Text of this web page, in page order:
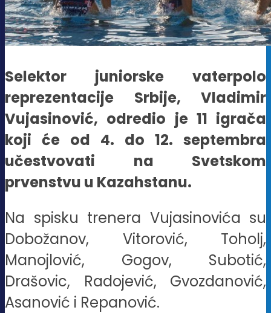
Selektor juniorske vaterpolo
reprezentacije Srbije, Vladimir
Vujasinović, odredio je 11 igrača
koji će od 4. do 12. septembra
učestvovati na Svetskom
prvenstvu u Kazahstanu.
Na spisku trenera Vujasinovića su
Dobožanov, Vitorović, Toholj,
Manojlović, Gogov, Subotić,
Drašovic, Radojević, Gvozdanović,
Asanović i Repanović.